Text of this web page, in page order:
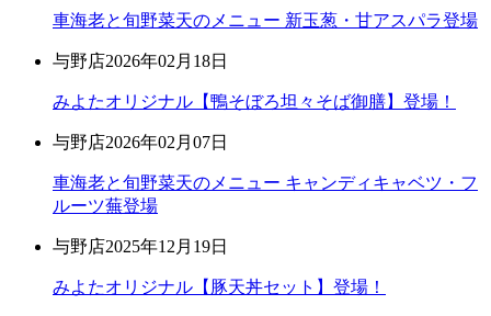
車海老と旬野菜天のメニュー 新玉葱・甘アスパラ登場
与野店2026年02月18日
みよたオリジナル【鴨そぼろ坦々そば御膳】登場！
与野店2026年02月07日
車海老と旬野菜天のメニュー キャンディキャベツ・フ
ルーツ蕪登場
与野店2025年12月19日
みよたオリジナル【豚天丼セット】登場！